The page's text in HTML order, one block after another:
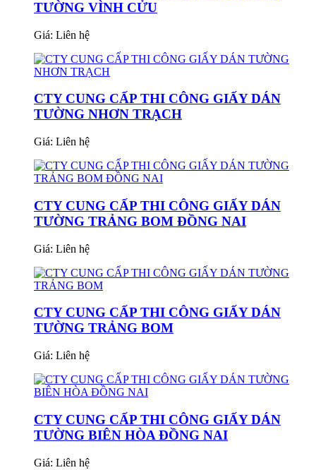
TƯỜNG VÌNH CỬU
Giá: Liên hệ
CTY CUNG CẤP THI CÔNG GIẤY DÁN
TƯỜNG NHƠN TRẠCH
Giá: Liên hệ
CTY CUNG CẤP THI CÔNG GIẤY DÁN
TƯỜNG TRẢNG BOM ĐỒNG NAI
Giá: Liên hệ
CTY CUNG CẤP THI CÔNG GIẤY DÁN
TƯỜNG TRẢNG BOM
Giá: Liên hệ
CTY CUNG CẤP THI CÔNG GIẤY DÁN
TƯỜNG BIÊN HÒA ĐỒNG NAI
Giá: Liên hệ